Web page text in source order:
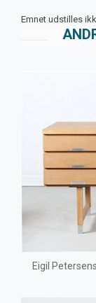
Emnet udstilles
Eigil